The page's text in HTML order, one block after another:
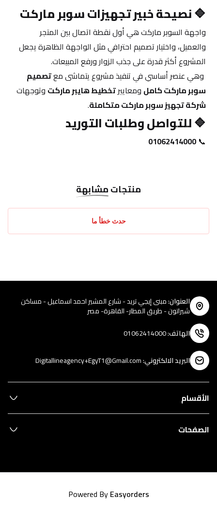
🔷 نصيحة خبير تجهيزات سوبر ماركت
واجهة السوبر ماركت هي أول نقطة اتصال بين المتجر
المشروع أكثر قدرة على جذب الزوار ورفع المبيعات.
سوبر ماركت كامل ومعايير تخطيط هايبر ماركت وتوجهات
شركة تجهيز سوبر ماركت متكاملة.
🔷 للتواصل وطلبات التوريد
📞
01062414000
منتجاتمشابهة
حدث خطأ ما
العنوان:مبنى إيجي تريد - شارع المشير احمد اسماعيل - مساكن
شيراتون - طريق المطار- القاهرة- مصر
الهاتف:
01062414000
البريد الالكتروني:
Digitallineagency+EgyT1@Gmail.com
الأقسام
الصفحات
Powered ByEasyorders